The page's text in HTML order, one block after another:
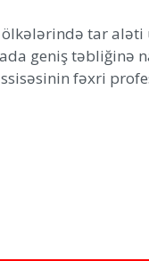
tar
geniş təbliğinə
fəxri